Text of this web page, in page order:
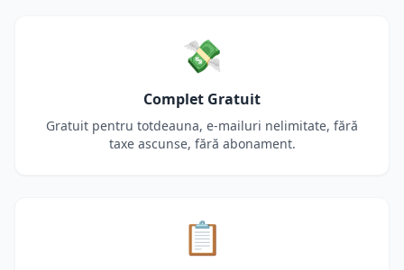
💸
Complet Gratuit
Gratuit pentru totdeauna, e-mailuri nelimitate, fără
taxe ascunse, fără abonament.
📋